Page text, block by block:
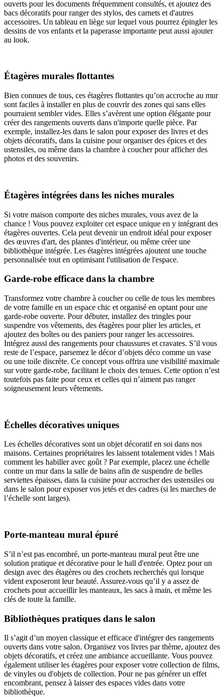
ouverts pour les documents fréquemment consultés, et ajoutez des
bacs décoratifs pour ranger des stylos, des carnets et d'autres
accessoires. Un tableau en liège sur lequel vous pourrez épingler les
dessins de vos enfants et la paperasse importante peut aussi ajouter
au look.
Étagères murales flottantes
Bien connues de tous, ces étagères flottantes qu’on accroche au mur
sont faciles à installer en plus de couvrir des zones qui sans elles
pourraient sembler vides. Elles s’avèrent une option élégante pour
créer des rangements ouverts dans n'importe quelle pièce. Par
exemple, installez-les dans le salon pour exposer des livres et des
objets décoratifs, dans la cuisine pour organiser des épices et des
ustensiles, ou même dans la chambre à coucher pour afficher des
photos et des souvenirs.
Étagères intégrées dans les niches murales
Si votre maison comporte des niches murales, vous avez de la
chance ! Vous pouvez exploiter cet espace unique en y intégrant des
étagères ouvertes. Cela peut devenir un endroit idéal pour exposer
des œuvres d'art, des plantes d'intérieur, ou même créer une
bibliothèque intégrée. Les étagères intégrées ajoutent une touche
personnalisée tout en optimisant l'utilisation de l'espace.
Garde-robe efficace dans la chambre
Transformez votre chambre à coucher ou celle de tous les membres
de votre famille en un espace chic et organisé en optant pour une
garde-robe ouverte. Pour débuter, installez des tringles pour
suspendre vos vêtements, des étagères pour plier les articles, et
ajoutez des boîtes ou des paniers pour ranger les accessoires.
Intégrez aussi des rangements pour chaussures et cravates. S’il vous
reste de l’espace, parsemez le décor d’objets déco comme un vase
ou une toile discrète. Ce concept vous offrira une visibilité maximale
sur votre garde-robe, facilitant le choix des tenues. Cette option n’est
toutefois pas faite pour ceux et celles qui n’aiment pas ranger
soigneusement leurs vêtements.
Échelles décoratives uniques
Les échelles décoratives sont un objet décoratif en soi dans nos
maisons. Certaines propriétaires les laissent totalement vides ! Mais
comment les habiller avec goût ? Par exemple, placez une échelle
contre un mur dans la salle de bains afin de suspendre de belles
serviettes épaisses, dans la cuisine pour accrocher des ustensiles ou
dans le salon pour exposer vos jetés et des cadres (si les marches de
l’échelle sont larges).
Porte-manteau mural épuré
S’il n’est pas encombré, un porte-manteau mural peut être une
solution pratique et décorative pour le hall d'entrée. Optez pour un
design avec des étagères ou des crochets recherchés qui lorsque
vident exposeront leur beauté. Assurez-vous qu’il y a assez de
crochets pour accueillir les manteaux, les sacs à main, et même les
clés de toute la famille.
Bibliothèques pratiques dans le salon
Il s’agit d’un moyen classique et efficace d'intégrer des rangements
ouverts dans votre salon. Organisez vos livres par thème, ajoutez des
objets décoratifs, et créez une ambiance accueillante. Vous pouvez
également utiliser les étagères pour exposer votre collection de films,
de vinyles ou d'objets de collection. Pour ne pas générer un effet
encombrant, pensez à laisser des espaces vides dans votre
bibliothèque.